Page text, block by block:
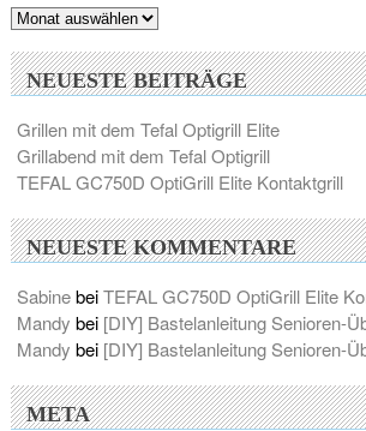
Archiv
NEUESTE BEITRÄGE
Grillen mit dem Tefal Optigrill Elite
Grillabend mit dem Tefal Optigrill
TEFAL GC750D OptiGrill Elite Kontaktgrill
NEUESTE KOMMENTARE
SabinebeiTEFAL GC750D OptiGrill Elite
Mandy bei [DIY] Bastelanleitung Senioren-
Mandy bei [DIY] Bastelanleitung Senioren-
META